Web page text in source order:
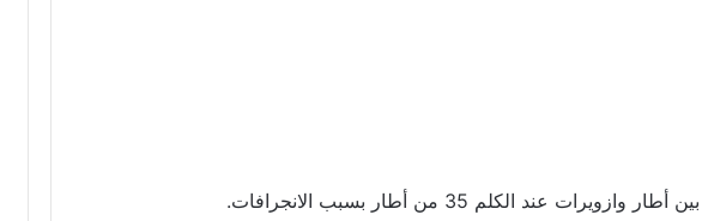
عند الكلم 35 من أطار بسبب الانجرافات.